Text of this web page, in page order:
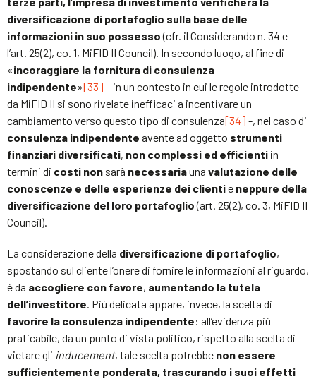
diversificazione di portafoglio sulla base delle
informazioni in suo possesso(cfr. il Considerando n. 34 e
l’art. 25(2), co. 1, MiFID II Council). In secondo luogo, al fine di
«incoraggiare la fornitura di consulenza
indipendente»[33] – in un contesto in cui le regole introdotte
da MiFID II si sono rivelate inefficaci a incentivare un
cambiamento verso questo tipo di consulenza[34] -, nel caso di
consulenza indipendente avente ad oggetto strumenti
finanziari diversificati, non complessi ed efficienti in
termini di costi non sarà necessariauna valutazione delle
conoscenze e delle esperienze dei clientie neppure della
diversificazione del loro portafoglio(art. 25(2), co. 3, MiFID II
Council).
La considerazione della diversificazione di portafoglio,
spostando sul cliente l’onere di fornire le informazioni al riguardo,
è da accogliere con favore, aumentando la tutela
dell’investitore. Più delicata appare, invece, la scelta di
favorire la consulenza indipendente: all’evidenza più
praticabile, da un punto di vista politico, rispetto alla scelta di
vietare gli inducement, tale scelta potrebbe non essere
sufficientemente ponderata, trascurando i suoi effetti